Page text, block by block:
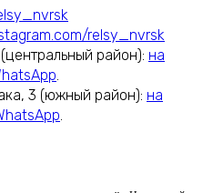
relsy_nvrsk
район): на
.
3 (южный район): на
.